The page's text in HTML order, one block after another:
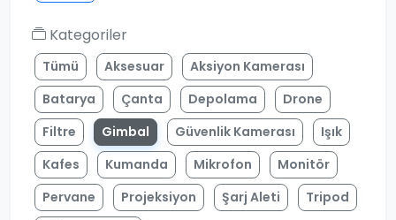
Kategoriler
Tümü Aksesuar
Aksiyon Kamerası
Batarya
Çanta Depolama
Drone
Filtre
Gimbal Güvenlik Kamerası
Işık
Kafes
Kumanda Mikrofon
Monitör
Pervane
Projeksiyon Şarj Aleti
Tripod